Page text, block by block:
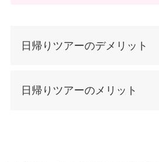
日帰りツアーのデメリット
日帰りツアーのメリット